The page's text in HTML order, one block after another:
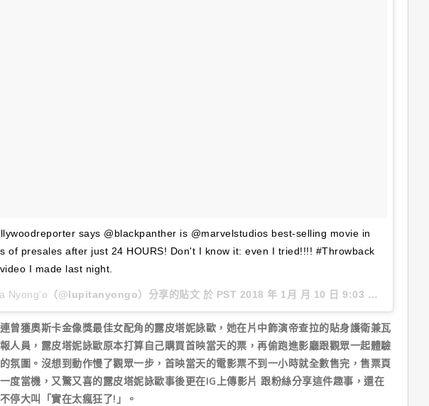
says @blackpanther is @marvelstudios best-selling movie in
of presales after just 24 HOURS! Don't I know it: even I tried!!!! #Throwback
I made last night.
Nyong'o （@lupitanyongo）分享的貼文 於 PST 2018 年 1月 月 10 日 9:03 上午
獲奧斯卡金像獎最佳女配角的露皮塔妮詠歐，她在片中飾演帝查拉的貼身護衛兼瓦
人員，露皮塔妮詠歐原本打算自己購買首映當天的票，再偷跑進影廳跟觀眾一起體驗
氛圍。沒想到動作慢了觀眾一步，首映當天的電影票不到一小時就全數售完，售票頁
度當機，又驚又喜的露皮塔妮詠歐事後更在IG上傳影片 跟粉絲分享這件趣事，還在
停大叫「實在太瘋狂了!」。